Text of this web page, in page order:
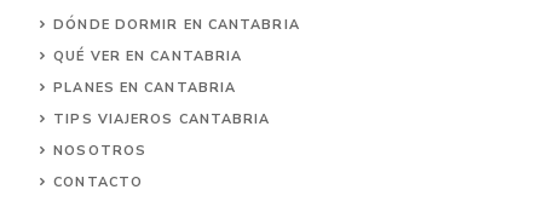
DÓNDE DORMIR EN CANTABRIA
QUÉ VER EN CANTABRIA
PLANES EN CANTABRIA
TIPS VIAJEROS CANTABRIA
NOSOTROS
CONTACTO